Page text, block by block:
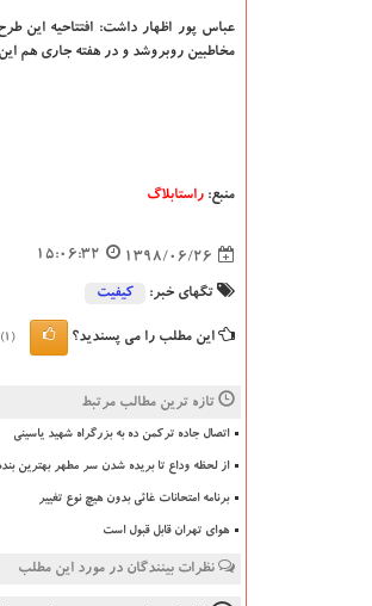
عباس پور اظهار داشت: افتتاحیه این
مخاطبین روبروشد و در هفته جاری هم
منبع: راستابلاگ
1398/06/26
15:06:32
تگهای خبر: كیفیت
این مطلب را می پسندید؟ (1)
تازه ترین مطالب مرتبط
اتصال جاده ترکمن ده به بزرگراه شهید یاسینی
از لحظه وداع تا بریده شدن سر مطهر بهترین
برنامه امتحانات غائی بدون هیچ نوع تغییر
هوای تهران قابل قبول است
نظرات بینندگان در مورد این مطلب